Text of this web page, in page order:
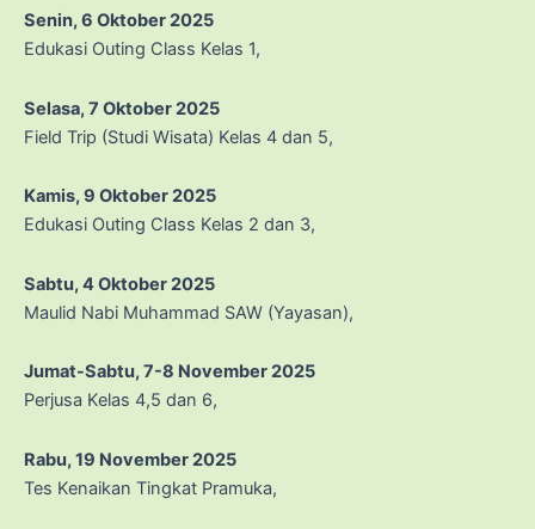
Senin, 6 Oktober 2025
Edukasi Outing Class Kelas 1,
Selasa, 7 Oktober 2025
Field Trip (Studi Wisata) Kelas 4 dan 5,
Kamis, 9 Oktober 2025
Edukasi Outing Class Kelas 2 dan 3,
Sabtu, 4 Oktober 2025
Maulid Nabi Muhammad SAW (Yayasan),
Jumat-Sabtu, 7-8 November 2025
Perjusa Kelas 4,5 dan 6,
Rabu, 19 November 2025
Tes Kenaikan Tingkat Pramuka,